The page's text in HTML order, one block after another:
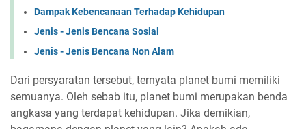
Dampak Kebencanaan Terhadap Kehidupan
Jenis - Jenis Bencana Sosial
Jenis - Jenis Bencana Non Alam
Dari persyaratan tersebut, ternyata planet bumi memiliki
semuanya. Oleh sebab itu, planet bumi merupakan benda
angkasa yang terdapat kehidupan. Jika demikian,